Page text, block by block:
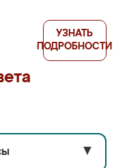
УЗНАТЬ
ПОДРОБНОСТИ
▼